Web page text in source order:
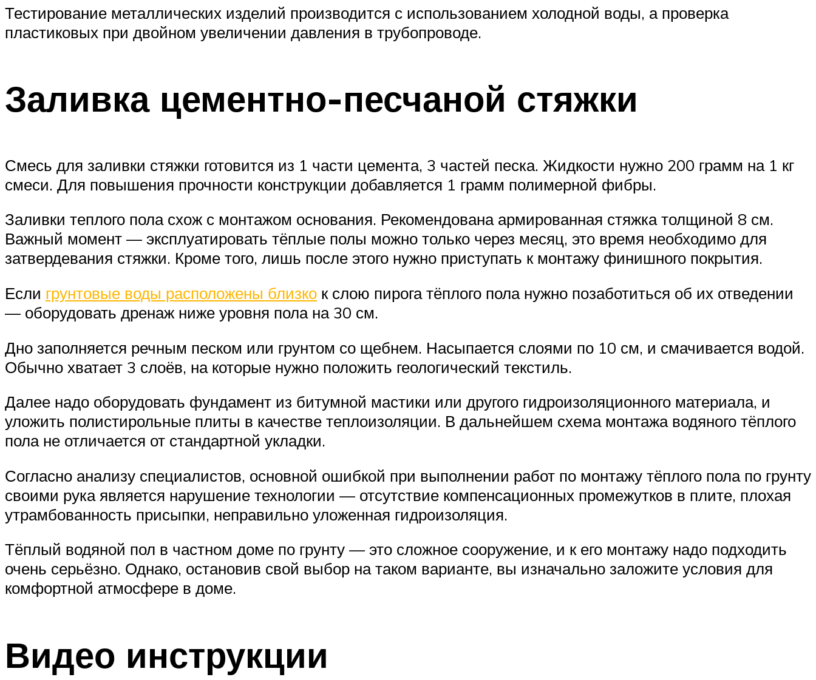
Тестирование металлических изделий производится с использованием холодной воды, а проверка
пластиковых при двойном увеличении давления в трубопроводе.
Заливка цементно-песчаной стяжки
Смесь для заливки стяжки готовится из 1 части цемента, 3 частей песка. Жидкости нужно 200 грамм на 1 кг
смеси. Для повышения прочности конструкции добавляется 1 грамм полимерной фибры.
Заливки теплого пола схож с монтажом основания. Рекомендована армированная стяжка толщиной 8 см.
Важный момент — эксплуатировать тёплые полы можно только через месяц, это время необходимо для
затвердевания стяжки. Кроме того, лишь после этого нужно приступать к монтажу финишного покрытия.
Если грунтовые воды расположены близко к слою пирога тёплого пола нужно позаботиться об их отведении
— оборудовать дренаж ниже уровня пола на 30 см.
Дно заполняется речным песком или грунтом со щебнем. Насыпается слоями по 10 см, и смачивается водой.
Обычно хватает 3 слоёв, на которые нужно положить геологический текстиль.
Далее надо оборудовать фундамент из битумной мастики или другого гидроизоляционного материала, и
уложить полистирольные плиты в качестве теплоизоляции. В дальнейшем схема монтажа водяного тёплого
пола не отличается от стандартной укладки.
Согласно анализу специалистов, основной ошибкой при выполнении работ по монтажу тёплого пола по грунту
своими рука является нарушение технологии — отсутствие компенсационных промежутков в плите, плохая
утрамбованность присыпки, неправильно уложенная гидроизоляция.
Тёплый водяной пол в частном доме по грунту — это сложное сооружение, и к его монтажу надо подходить
очень серьёзно. Однако, остановив свой выбор на таком варианте, вы изначально заложите условия для
комфортной атмосфере в доме.
Видео инструкции